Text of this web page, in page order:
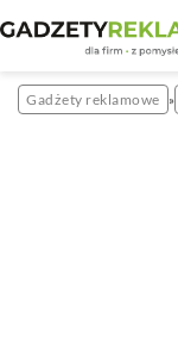
Gadżety reklamowe »